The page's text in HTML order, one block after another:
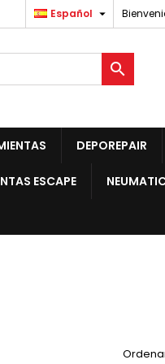
Español 

DEPOREPAIR
ESCAPE